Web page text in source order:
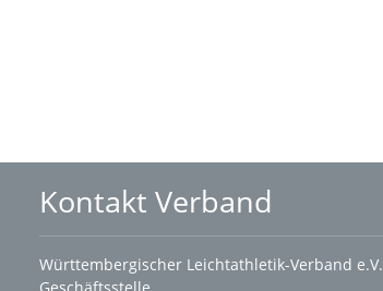
Kontakt Verband
Württembergischer Leichtathletik-Verband e.V.